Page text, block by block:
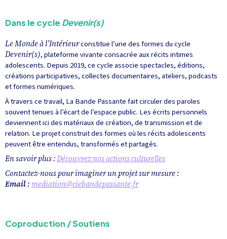
Dans le cycle Devenir(s)
Le Monde à l’Intérieurconstitue l’une des formes du cycle
Devenir(s), plateforme vivante consacrée aux récits intimes
adolescents. Depuis 2019, ce cycle associe spectacles, éditions,
créations participatives, collectes documentaires, ateliers, podcasts
et formes numériques.
À travers ce travail, La Bande Passante fait circuler des paroles
souvent tenues à l’écart de l’espace public. Les écrits personnels
deviennent ici des matériaux de création, de transmission et de
relation. Le projet construit des formes où les récits adolescents
peuvent être entendus, transformés et partagés.
En savoir plus :Découvrez nos actions culturelles
Contactez-nous pour imaginer un projet sur mesure :
Email : mediation@ciebandepassante.fr
Coproduction / Soutiens